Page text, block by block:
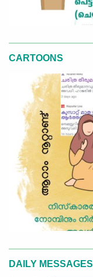
CARTOONS
DAILY MESSAGES